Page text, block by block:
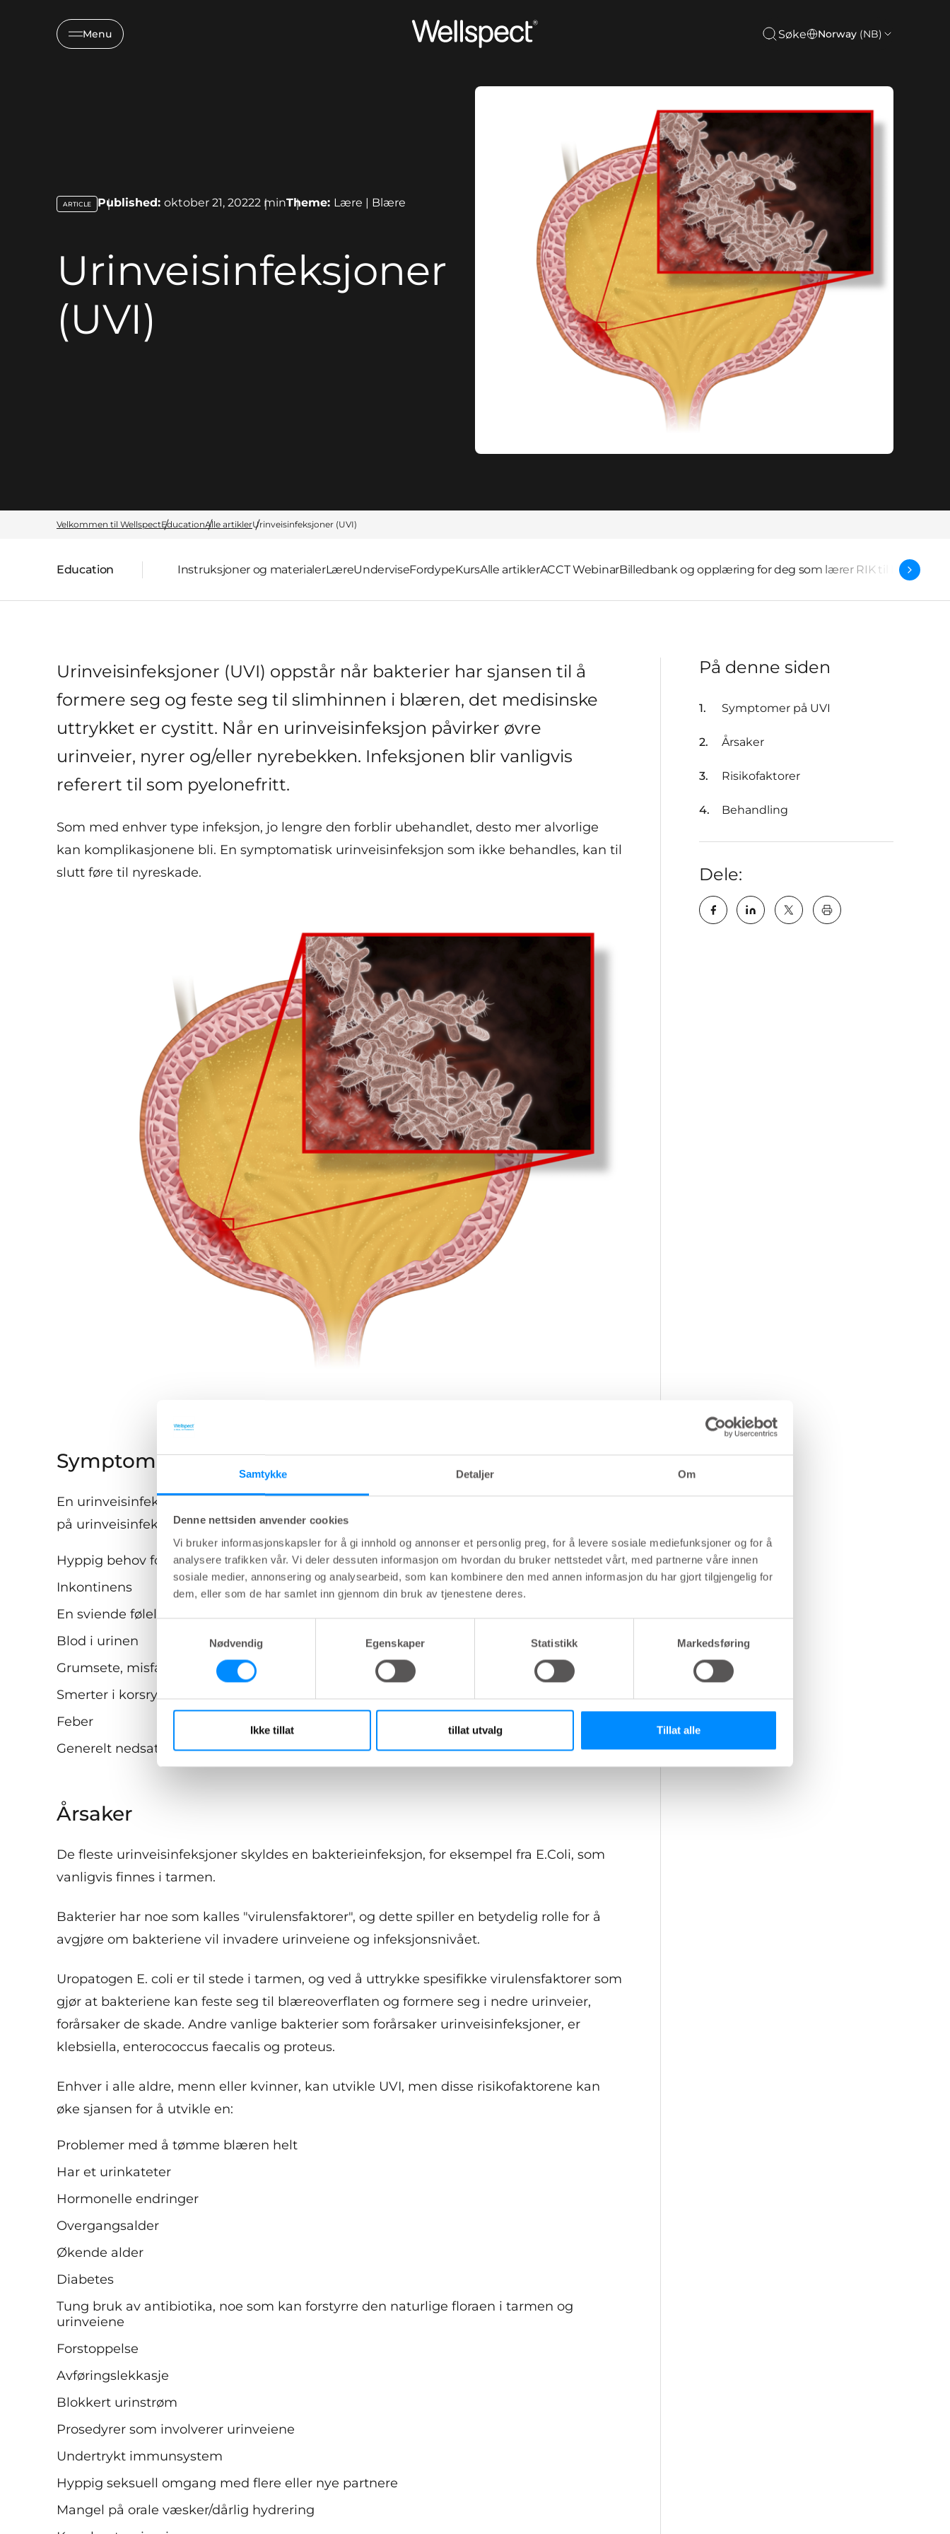
Samtykke Detaljer Om
Denne nettsiden anvender cookies
Vi bruker informasjonskapsler for å gi innhold og annonser et personlig preg, for å levere sosiale mediefunksjoner og for å
analysere trafikken vår. Vi deler dessuten informasjon om hvordan du bruker nettstedet vårt, med partnerne våre innen
sosiale medier, annonsering og analysearbeid, som kan kombinere den med annen informasjon du har gjort tilgjengelig for
dem, eller som de har samlet inn gjennom din bruk av tjenestene deres.
Nødvendig
Egenskaper Statistikk Markedsføring
Ikke tillat tillat utvalg Tillat alle
Menu
Wellspect
Søke Norway (NB)
Urinveisinfeksjoner
(UVI)
key:global.content-type:
ARTICLE Published: oktober 21, 20222 minTheme: Lære | Blære
Velkommen til WellspectEducationAlle artiklerUrinveisinfeksjoner (UVI)
Parent page:
Education Instruksjoner og materialerLæreUnderviseFordypeKursAlle artiklerACCT WebinarBilledbank og opplæring for deg som lærer RIK til barn TAI
Urinveisinfeksjoner (UVI) oppstår når bakterier har sjansen til å
formere seg og feste seg til slimhinnen i blæren, det medisinske
uttrykket er cystitt. Når en urinveisinfeksjon påvirker øvre
urinveier, nyrer og/eller nyrebekken. Infeksjonen blir vanligvis
referert til som pyelonefritt.
Som med enhver type infeksjon, jo lengre den forblir ubehandlet, desto mer alvorlige
kan komplikasjonene bli. En symptomatisk urinveisinfeksjon som ikke behandles, kan til
slutt føre til nyreskade.
Symptomer på UVI
En urinveisinfeksjon omfatter som regel en endring i vannlatingsmønsteret. Symptomer
på urinveisinfeksjon inkluderer:
Hyppig behov for vannlating
Inkontinens
En sviende følelse når man tømmer blæren
Blod i urinen
Grumsete, misfarget eller illeluktende urin
Smerter i korsryggen og magen
Feber
Generelt nedsatt allmenntilstand
Årsaker
De fleste urinveisinfeksjoner skyldes en bakterieinfeksjon, for eksempel fra E.Coli, som
vanligvis finnes i tarmen.
Bakterier har noe som kalles "virulensfaktorer", og dette spiller en betydelig rolle for å
avgjøre om bakteriene vil invadere urinveiene og infeksjonsnivået.
Uropatogen E. coli er til stede i tarmen, og ved å uttrykke spesifikke virulensfaktorer som
gjør at bakteriene kan feste seg til blæreoverflaten og formere seg i nedre urinveier,
forårsaker de skade. Andre vanlige bakterier som forårsaker urinveisinfeksjoner, er
klebsiella, enterococcus faecalis og proteus.
Enhver i alle aldre, menn eller kvinner, kan utvikle UVI, men disse risikofaktorene kan
øke sjansen for å utvikle en:
Problemer med å tømme blæren helt
Har et urinkateter
Hormonelle endringer
Overgangsalder
Økende alder
Diabetes
Tung bruk av antibiotika, noe som kan forstyrre den naturlige floraen i tarmen og
urinveiene
Forstoppelse
Avføringslekkasje
Blokkert urinstrøm
Prosedyrer som involverer urinveiene
Undertrykt immunsystem
Hyppig seksuell omgang med flere eller nye partnere
Mangel på orale væsker/dårlig hydrering
På denne siden
Symptomer på UVI
Årsaker
Risikofaktorer
Behandling
Dele:
key:global.print-this-